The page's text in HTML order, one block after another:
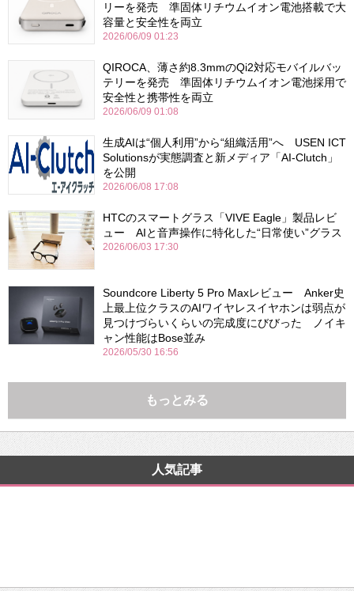
リーを発売 準固体リチウムイオン電池搭載で大
容量と安全性を両立
2026/06/09 01:23
QIROCA、薄さ約8.3mmのQi2対応モバイルバッ
テリーを発売 準固体リチウムイオン電池採用で
安全性と携帯性を両立
2026/06/09 01:08
生成AIは“個人利用”から“組織活用”へ USEN ICT
Solutionsが実態調査と新メディア「AI-Clutch」
を公開
2026/06/08 17:08
HTCのスマートグラス「VIVE Eagle」製品レビ
ュー AIと音声操作に特化した“日常使い”グラス
2026/06/03 17:30
Soundcore Liberty 5 Pro Maxレビュー Anker史
上最上位クラスのAIワイヤレスイヤホンは弱点が
見つけづらいくらいの完成度にびびった ノイキ
ャン性能はBose並み
2026/05/30 16:56
もっとみる
人気記事